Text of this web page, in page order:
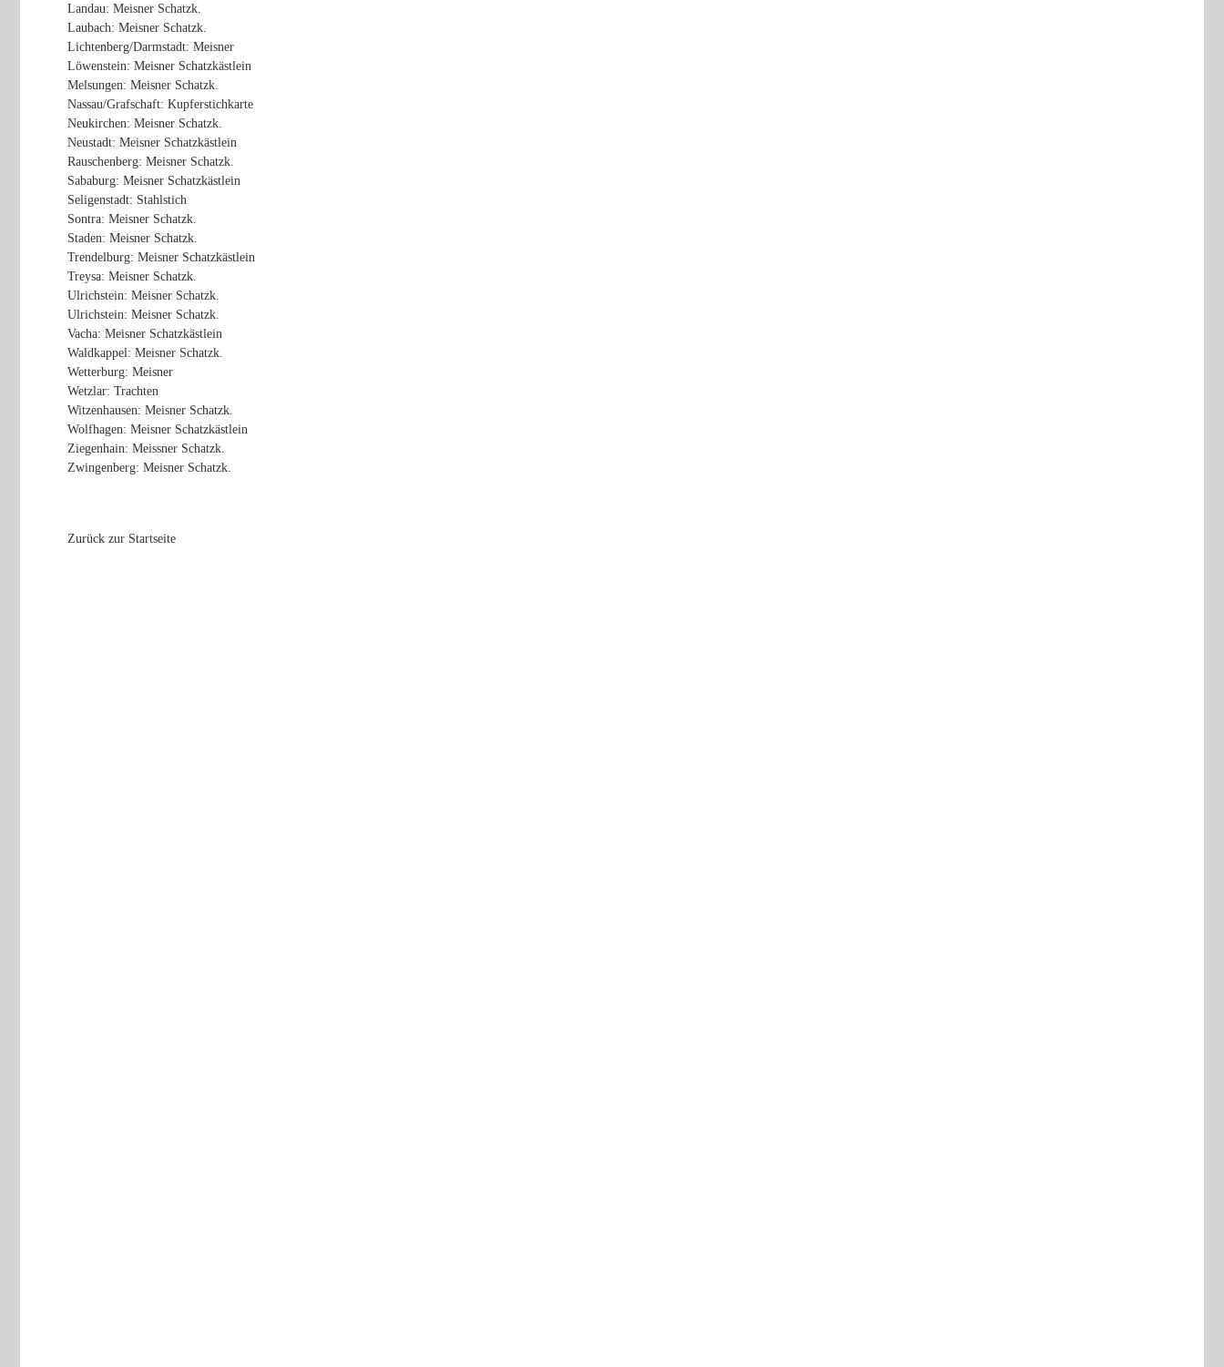
Landau: Meisner Schatzk.
Laubach: Meisner Schatzk.
Lichtenberg/Darmstadt: Meisner
Löwenstein: Meisner Schatzkästlein
Melsungen: Meisner Schatzk.
Nassau/Grafschaft: Kupferstichkarte
Neukirchen: Meisner Schatzk.
Neustadt: Meisner Schatzkästlein
Rauschenberg: Meisner Schatzk.
Sababurg: Meisner Schatzkästlein
Seligenstadt: Stahlstich
Sontra: Meisner Schatzk.
Staden: Meisner Schatzk.
Trendelburg: Meisner Schatzkästlein
Treysa: Meisner Schatzk.
Ulrichstein: Meisner Schatzk.
Ulrichstein: Meisner Schatzk.
Vacha: Meisner Schatzkästlein
Waldkappel: Meisner Schatzk.
Wetterburg: Meisner
Wetzlar: Trachten
Witzenhausen: Meisner Schatzk.
Wolfhagen: Meisner Schatzkästlein
Ziegenhain: Meissner Schatzk.
Zwingenberg: Meisner Schatzk.
Zurück zur Startseite